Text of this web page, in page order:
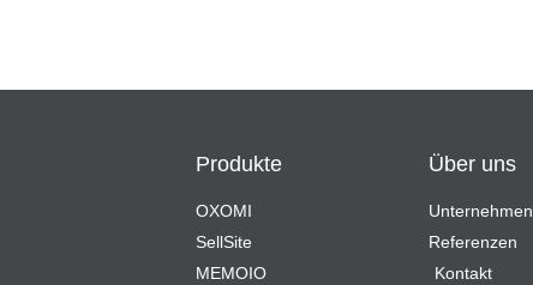
Produkte
OXOMI
SellSite
MEMOIO
Über uns
Unternehmen
Referenzen
Kontakt